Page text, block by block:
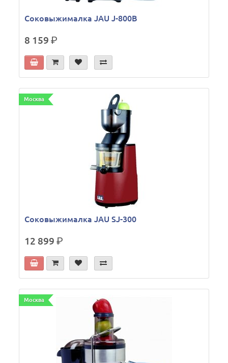
Соковыжималка JAU J-800B
8 159р.
Москва
Соковыжималка JAU SJ-300
12 899р.
Москва